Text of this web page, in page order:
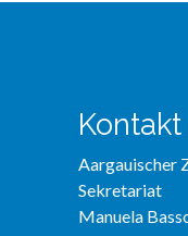
Kontakt
Aargauischer
Sekretariat
Manuela